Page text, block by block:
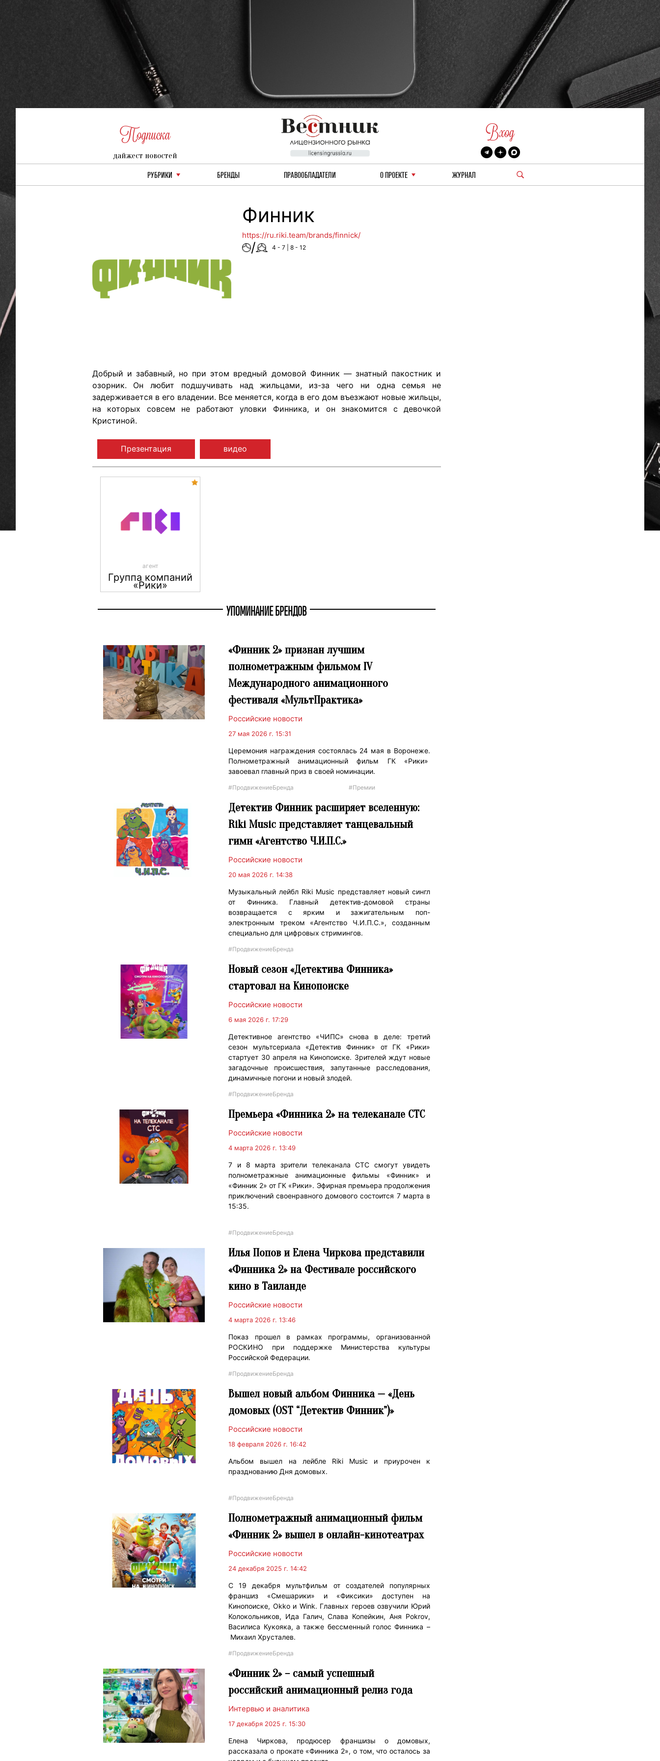
Подписка
дайжест новостей
Вход
РУБРИКИ БРЕНДЫ ПРАВООБЛАДАТЕЛИ О ПРОЕКТЕ ЖУРНАЛ
Финник
https://ru.riki.team/brands/finnick/
/ 4 - 7 | 8 - 12
Добрый и забавный, но при этом вредный домовой Финник — знатный пакостник и
озорник. Он любит подшучивать над жильцами, из-за чего ни одна семья не
задерживается в его владении. Все меняется, когда в его дом въезжают новые жильцы,
на которых совсем не работают уловки Финника, и он знакомится с девочкой
Кристиной.
Презентация видео
агент
Группа компаний
«Рики»
УПОМИНАНИЕ БРЕНДОВ
«Финник 2» признан лучшим
полнометражным фильмом IV
Международного анимационного
фестиваля «МультПрактика»
Российские новости
27 мая 2026 г. 15:31
Церемония награждения состоялась 24 мая в Воронеже.
Полнометражный анимационный фильм ГК «Рики»
завоевал главный приз в своей номинации.
#ПродвижениеБренда #Премии
Детектив Финник расширяет вселенную:
Riki Music представляет танцевальный
гимн «Агентство Ч.И.П.С.»
Российские новости
20 мая 2026 г. 14:38
Музыкальный лейбл Riki Music представляет новый сингл
от Финника. Главный детектив-домовой страны
возвращается с ярким и зажигательным поп-
электронным треком «Агентство Ч.И.П.С.», созданным
специально для цифровых стримингов.
#ПродвижениеБренда
Новый сезон «Детектива Финника»
стартовал на Кинопоиске
Российские новости
6 мая 2026 г. 17:29
Детективное агентство «ЧИПС» снова в деле: третий
сезон мультсериала «Детектив Финник» от ГК «Рики»
стартует 30 апреля на Кинопоиске. Зрителей ждут новые
загадочные происшествия, запутанные расследования,
динамичные погони и новый злодей.
#ПродвижениеБренда
Премьера «Финника 2» на телеканале СТС
Российские новости
4 марта 2026 г. 13:49
7 и 8 марта зрители телеканала СТС смогут увидеть
полнометражные анимационные фильмы «Финник» и
«Финник 2» от ГК «Рики». Эфирная премьера продолжения
приключений своенравного домового состоится 7 марта в
15:35.
#ПродвижениеБренда
Илья Попов и Елена Чиркова представили
«Финника 2» на Фестивале российского
кино в Таиланде
Российские новости
4 марта 2026 г. 13:46
Показ прошел в рамках программы, организованной
РОСКИНО при поддержке Министерства культуры
Российской Федерации.
#ПродвижениеБренда
Вышел новый альбом Финника — «День
домовых (OST “Детектив Финник”)»
Российские новости
18 февраля 2026 г. 16:42
Альбом вышел на лейбле Riki Music и приурочен к
празднованию Дня домовых.
#ПродвижениеБренда
Полнометражный анимационный фильм
«Финник 2» вышел в онлайн-кинотеатрах
Российские новости
24 декабря 2025 г. 14:42
С 19 декабря мультфильм от создателей популярных
франшиз «Смешарики» и «Фиксики» доступен на
Кинопоиске, Okko и Wink. Главных героев озвучили Юрий
Колокольников, Ида Галич, Слава Копейкин, Аня Pokrov,
Василиса Кукояка, а также бессменный голос Финника –
Михаил Хрусталев.
#ПродвижениеБренда
«Финник 2» – самый успешный
российский анимационный релиз года
Интервью и аналитика
17 декабря 2025 г. 15:30
Елена Чиркова, продюсер франшизы о домовых,
рассказала о прокате «Финника 2», о том, что осталось за